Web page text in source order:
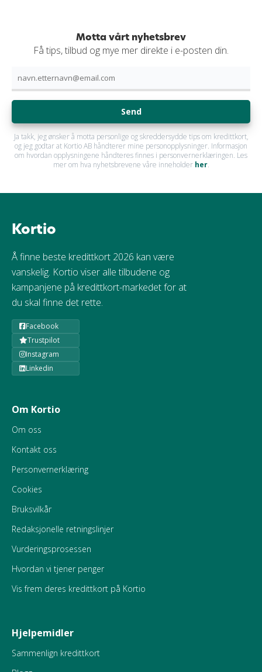
Motta vårt nyhetsbrev
Få tips, tilbud og mye mer direkte i e-posten din.
Send
Ja takk, jeg ønsker å motta personlige og skreddersydde tips om kredittkort,
og jeg godtar at Kortio AB håndterer mine personopplysninger. Informasjon
om hvordan opplysningene håndteres finnes i personvernerklæringen. Les
mer om hva nyhetsbrevene våre inneholder her.
Kortio
Å finne beste kredittkort 2026 kan være
vanskelig. Kortio viser alle tilbudene og
kampanjene på kredittkort-markedet for at
du skal finne det rette.
Facebook
Trustpilot
Instagram
Linkedin
Om Kortio
Om oss
Kontakt oss
Personvernerklæring
Cookies
Bruksvilkår
Redaksjonelle retningslinjer
Vurderingsprosessen
Hvordan vi tjener penger
Vis frem deres kredittkort på Kortio
Hjelpemidler
Sammenlign kredittkort